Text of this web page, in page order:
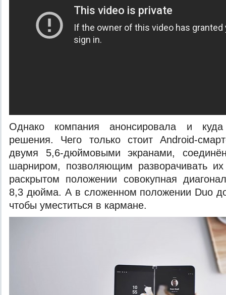
Однако компания анонсировала и куда
решения. Чего только стоит Android-
двумя 5,6-дюймовыми экранами,
шарниром, позволяющим разворачивать
раскрытом положении совокупная
8,3 дюйма. А в сложенном положении Duo
чтобы уместиться в кармане.